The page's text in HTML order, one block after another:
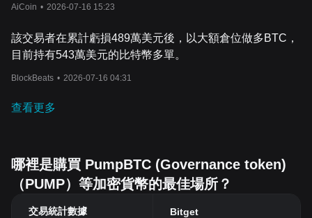
AiCoin • 2026-07-16 15:23
該交易者在累計虧損489萬美元後，以大額倉位做多BTC，
目前持有543萬美元的比特幣多單。
BlockBeats • 2026-07-16 04:31
查看更多
哪裡是購買 PumpBTC (Governance token)
（PUMP）等加密貨幣的最佳場所？
交易統計數據 Bitget